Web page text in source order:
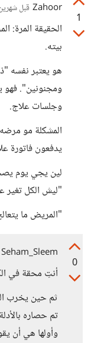
1
Zahoor قبل
الحقيقة المرة:
بيته.
هو يعتبر نفسه
ومجنونين". فهو
وجلسات علاج.
المشكلة مو
يدفعون فاتورة
لين يجي يوم
"ليش الكل تغير
"المريض ما
0
Seham_Sleem
أنتِ محقة في
ثم حين يخرب
تم حصاره
وأولها هي أن